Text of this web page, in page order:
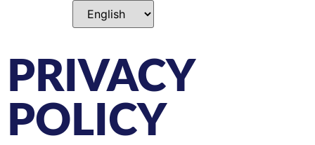
PRIVACY
POLICY